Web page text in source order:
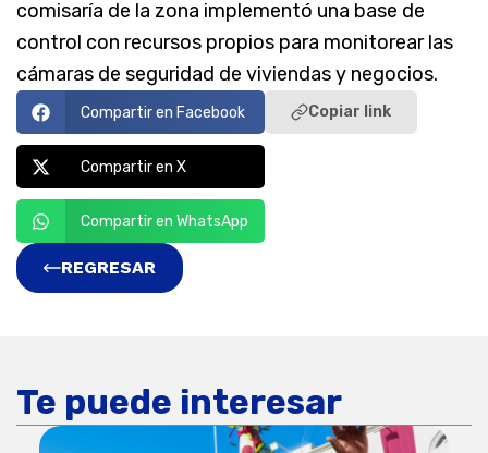
comisaría de la zona implementó una base de
control con recursos propios para monitorear las
cámaras de seguridad de viviendas y negocios.
Compartir en Facebook
Compartir en X
Compartir en WhatsApp
Copiar link
REGRESAR
Te puede interesar